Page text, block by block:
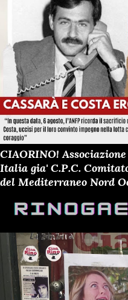
CIAORINO!
Italia gia' C.P.C.
del Mediterraneo Nord